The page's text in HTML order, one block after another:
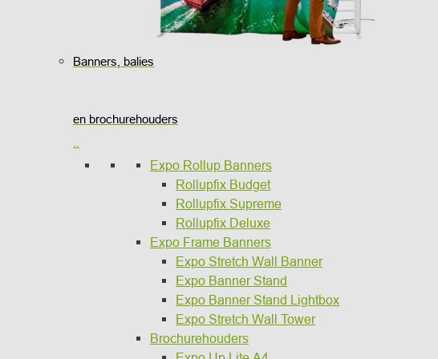
Banners, balies
en brochurehouders
Expo Rollup Banners
Rollupfix Budget
Rollupfix Supreme
Rollupfix Deluxe
Expo Frame Banners
Expo Stretch Wall Banner
Expo Banner Stand
Expo Banner Stand Lightbox
Expo Stretch Wall Tower
Brochurehouders